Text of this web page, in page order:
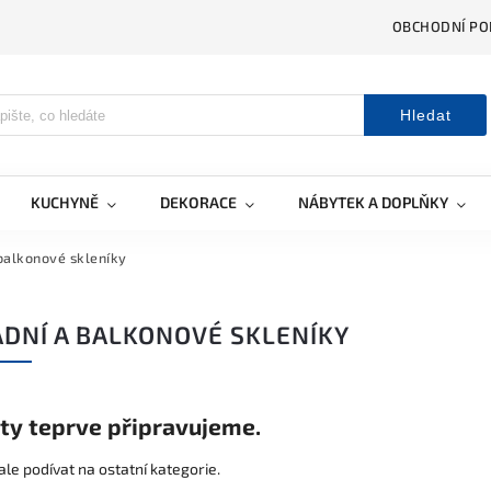
OBCHODNÍ
Hledat
KUCHYNĚ DEKORACE NÁBYTEK A DOPLŇKY
skleníky
A BALKONOVÉ SKLENÍKY
teprve připravujeme.
podívat na ostatní kategorie.